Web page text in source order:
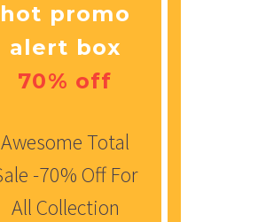
hot promo
alert box
70% off
Awesome Total
-70% Off For
All Collection